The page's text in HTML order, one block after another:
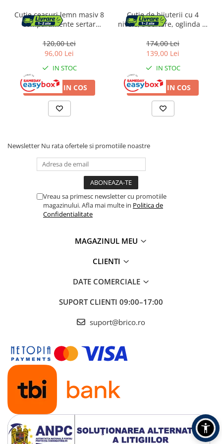
Motocoase si motocositori
Drujbe si fierastraie electrice
Masina de tuns iarba
Despicatoare si Tocatoare crengi
Motocultoare si Motoburghie
Pompe apa si accesorii
Pompe apa menajera
Pompe si vermorele de stropit
Pompe apa murdara
Mobilier gradina si terasa
Scaune gradina si sezlonguri
Balansoare si leagane de gradina
Mese gradina
Cutie ceasuri lemn masiv 8
compartimente sertar
capac sticla, nuc rustic
120,00 Lei
96,00 Lei
IN STOC
ADAUGA IN COS
Cutie de bijuterii cu 4
nivele, 3 sertare, oglinda si
alb
174,00 Lei
139,00 Lei
IN STOC
ADAUGA IN COS
Newsletter Nu rata ofertele si promotiile noastre
Vreau sa primesc newsletter cu promotiile
magazinului. Afla mai multe in Politica de
Confidentialitate
MAGAZINUL MEU
CLIENTI
DATE COMERCIALE
SUPORT CLIENTI 09:00–17:00
suport@brico.ro